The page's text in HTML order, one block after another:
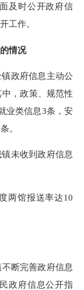
及时公开政府信
工作。
情况
政府信息主动公
，政策、规范性
业类信息3条，安
。
未收到政府信息
两馆报送率达10
断完善政府信息
政府信息公开指